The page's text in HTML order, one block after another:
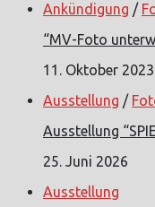
Ankündigung /
“MV-Foto
11. Oktober 2023
Ausstellung /
Ausstellung
25. Juni 2026
Ausstellung